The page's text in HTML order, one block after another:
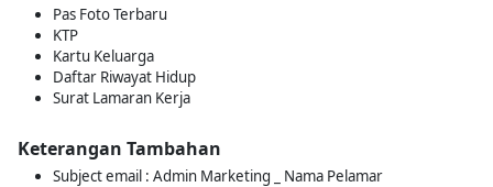
Pas Foto Terbaru
KTP
Kartu Keluarga
Daftar Riwayat Hidup
Surat Lamaran Kerja
Keterangan Tambahan
Subject email : Admin Marketing _ Nama Pelamar